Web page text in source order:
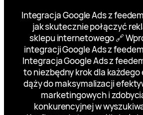
Integracja Google Ads z
jak skutecznie połączyć
sklepu internetowego 🔗
integracji Google Ads z
Integracja Google Ads z
to niezbędny krok dla
dąży do maksymalizacji
marketingowych i
konkurencyjnej w